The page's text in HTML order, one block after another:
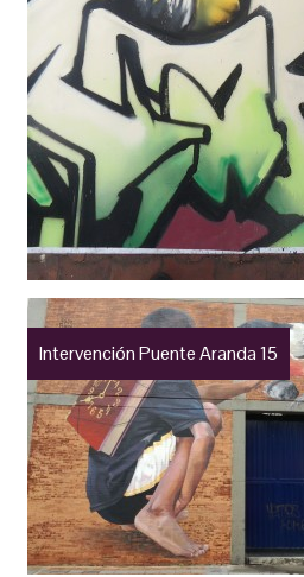
Intervención Puente Aranda 15